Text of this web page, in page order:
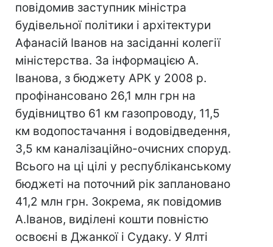
повідомив заступник міністра
будівельної політики і архітектури
Афанасій Іванов на засіданні колегії
міністерства. За інформацією А.
Іванова, з бюджету АРК у 2008 р.
профінансовано 26,1 млн грн на
будівництво 61 км газопроводу, 11,5
км водопостачання і водовідведення,
3,5 км каналізаційно-очисних споруд.
Всього на ці цілі у республіканському
бюджеті на поточний рік заплановано
41,2 млн грн. Зокрема, як повідомив
А.Іванов, виділені кошти повністю
освоєні в Джанкої і Судаку. У Ялті